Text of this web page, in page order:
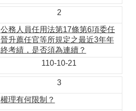
2
公務人員任用法第17條第6項委任
晉升薦任官等所規定之最近3年年
終考績，是否須為連續？
110-10-21
3
權理有何限制？